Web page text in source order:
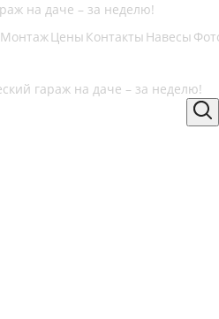
МонтажЦены Контакты Навесы